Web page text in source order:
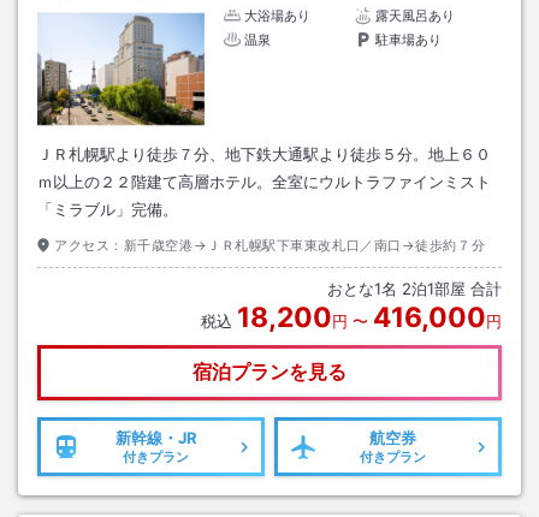
大浴場あり
露天風呂あり
温泉
駐車場あり
ＪＲ札幌駅より徒歩７分、地下鉄大通駅より徒歩５分。地上６０
ｍ以上の２２階建て高層ホテル。全室にウルトラファインミスト
「ミラブル」完備。
アクセス： 新千歳空港→ＪＲ札幌駅下車東改札口／南口→徒歩約７分
おとな1名 2泊1部屋 合計
税込 18,200円 〜 416,000円
宿泊プランを見る
新幹線・JR
付きプラン
航空券
付きプラン